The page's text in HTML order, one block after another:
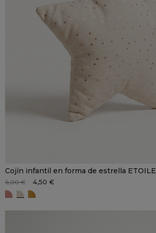
Cojín infantil en forma de estrella ETOILE
6,00 € 4,50 €
ETOILE Terracota
ETOILE beige